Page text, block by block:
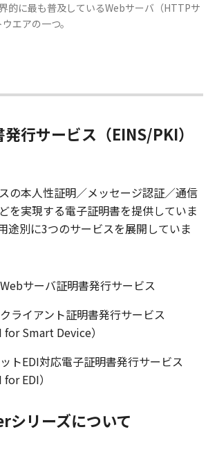
的に最も普及しているWebサーバ（HTTPサ
エアの一つ。
行サービス（EINS/PKI）
の本人性証明／メッセージ認証／通信
を実現する電子証明書を提供していま
途別に3つのサービスを展開していま
サーバ証明書発行サービス
ライアント証明書発行サービス
for Smart Device）
トEDI対応電子証明書発行サービス
for EDI）
シリーズについて